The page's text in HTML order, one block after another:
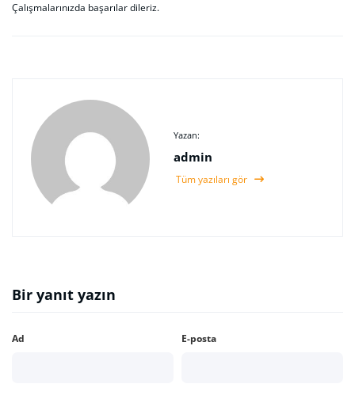
Çalışmalarınızda başarılar dileriz.
Yazan:
admin
Tüm yazıları gör
Bir yanıt yazın
Ad E-posta